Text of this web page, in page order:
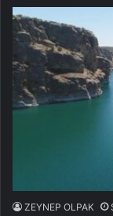
ZEYNEP OLPAK